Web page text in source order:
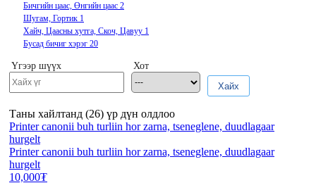
Бичгийн цаас, Өнгийн цаас 2
Шугам, Гортик 1
Хайч, Цаасны хутга, Скоч, Цавуу 1
Бусад бичиг хэрэг 20
Үгээр шүүх
Хот
Хайх
Таны хайлтанд (26) үр дүн олдлоо
Printer canonii buh turliin hor zarna, tseneglene, duudlagaar
hurgelt
Printer canonii buh turliin hor zarna, tseneglene, duudlagaar
hurgelt
10,000₮